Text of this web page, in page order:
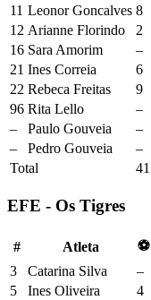
11 Leonor Goncalves 8
12 Arianne Florindo 2
16 Sara Amorim –
21 Ines Correia 6
22 Rebeca Freitas 9
96 Rita Lello –
–
Paulo Gouveia –
–
Pedro Gouveia –
Total
41
EFE - Os Tigres
# Atleta ⚽
3
Catarina Silva –
5
Ines Oliveira 4